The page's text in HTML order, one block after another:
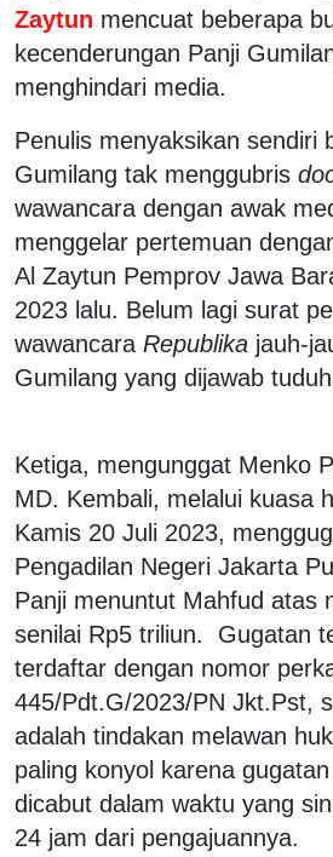
Zaytun mencuat beberapa
kecenderungan Panji
menghindari media.
Penulis menyaksikan sendiri
Gumilang tak menggubris
wawancara dengan awak
menggelar pertemuan
Al Zaytun Pemprov Jawa
2023 lalu. Belum lagi surat
wawancara Republika jauh-
Gumilang yang dijawab
Ketiga, mengunggat Menko
MD. Kembali, melalui kuasa
Kamis 20 Juli 2023,
Pengadilan Negeri Jakarta
Panji menuntut Mahfud atas
senilai Rp5 triliun. Gugatan
terdaftar dengan nomor
445/Pdt.G/2023/PN Jkt.Pst,
adalah tindakan melawan
paling konyol karena
dicabut dalam waktu yang
24 jam dari pengajuannya.